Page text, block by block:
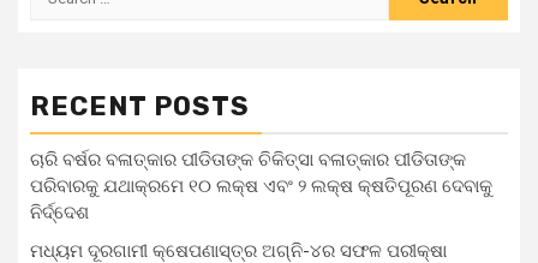
RECENT POSTS
ଚାରି ବର୍ଷର ବଳାତ୍କାର ପୀଡିତାଙ୍କ ଚିକିତ୍ସା ବଳାତ୍କାର ପୀଡିତାଙ୍କ
ପରିବାରକୁ ଯଥାକ୍ରମେ ୧୦ ଲକ୍ଷ ଏବଂ ୨ ଲକ୍ଷ କ୍ଷତିପୂରଣ ଦେବାକୁ
ନିର୍ଦ୍ଦେଶ
ମଧ୍ୟମ ଦୂରଗାମୀ କ୍ଷେପଣାସ୍ତ୍ର ଅଗ୍ନି-୪ର ସଫଳ ପରୀକ୍ଷା